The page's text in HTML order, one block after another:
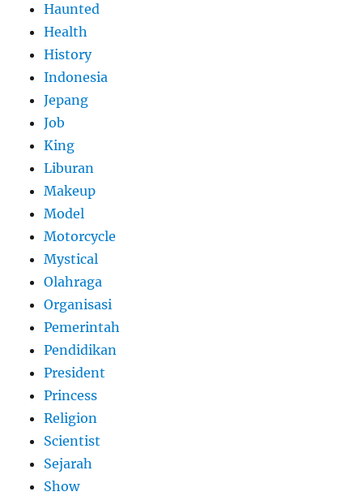
Haunted
Health
History
Indonesia
Jepang
Job
King
Liburan
Makeup
Model
Motorcycle
Mystical
Olahraga
Organisasi
Pemerintah
Pendidikan
President
Princess
Religion
Scientist
Sejarah
Show